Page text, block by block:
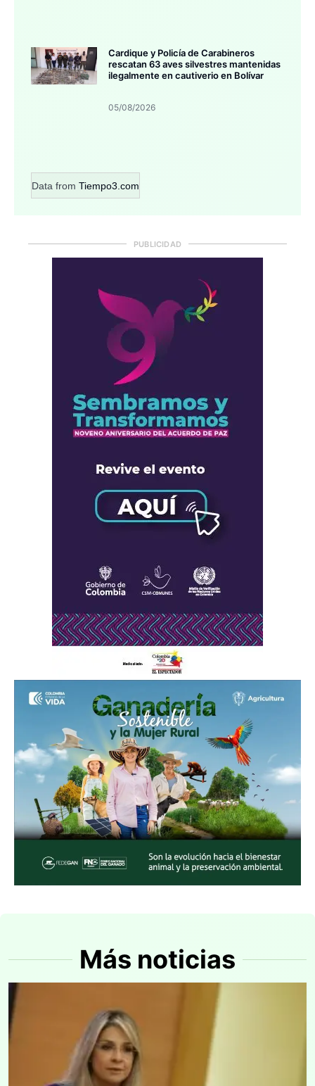
Cardique y Policía de Carabineros
rescatan 63 aves silvestres mantenidas
ilegalmente en cautiverio en Bolívar
05/08/2026
Data from Tiempo3.com
PUBLICIDAD
Más noticias